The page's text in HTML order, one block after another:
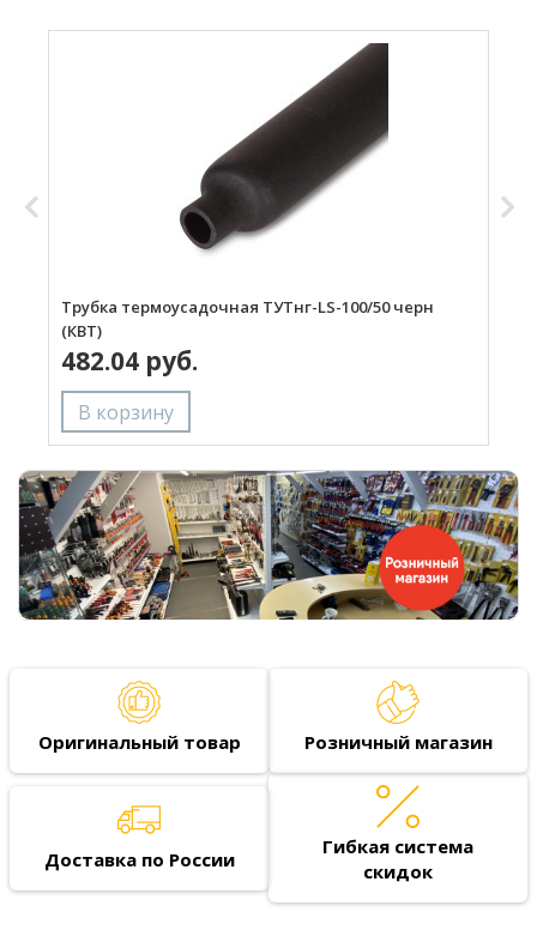
Трубка термоусадочная ТУТнг-LS-100/50 черн
(КВТ)
482.04 руб.
Оригинальный товар Розничный магазин
Доставка по России
Гибкая система
скидок